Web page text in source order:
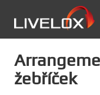
žebříček